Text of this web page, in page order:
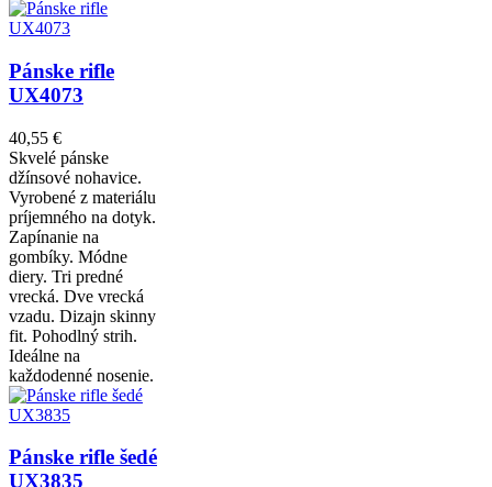
Pánske rifle
UX4073
40,55 €
Skvelé pánske
džínsové nohavice.
Vyrobené z materiálu
príjemného na dotyk.
Zapínanie na
gombíky. Módne
diery. Tri predné
vrecká. Dve vrecká
vzadu. Dizajn skinny
fit. Pohodlný strih.
Ideálne na
každodenné nosenie.
Pánske rifle šedé
UX3835